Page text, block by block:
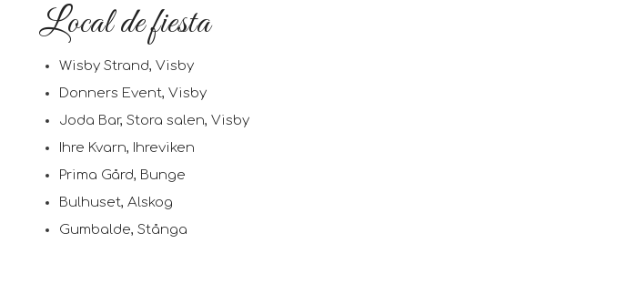
Local de fiesta
Wisby Strand, Visby
Donners Event, Visby
Joda Bar, Stora salen, Visby
Ihre Kvarn, Ihreviken
Prima Gård, Bunge
Bulhuset, Alskog
Gumbalde, Stånga